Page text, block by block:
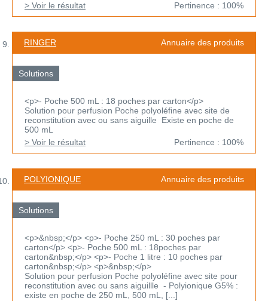
> Voir le résultat
Pertinence : 100%
RINGER Annuaire des produits
Solutions
<p>- Poche 500 mL : 18 poches par carton</p>
Solution pour perfusion Poche polyoléfine avec site de
reconstitution avec ou sans aiguille Existe en poche de
500 mL
> Voir le résultat
Pertinence : 100%
POLYIONIQUE Annuaire des produits
Solutions
<p>&nbsp;</p> <p>- Poche 250 mL : 30 poches par
carton</p> <p>- Poche 500 mL : 18poches par
carton&nbsp;</p> <p>- Poche 1 litre : 10 poches par
carton&nbsp;</p> <p>&nbsp;</p>
Solution pour perfusion Poche polyoléfine avec site pour
reconstitution avec ou sans aiguillle - Polyionique G5% :
existe en poche de 250 mL, 500 mL, [...]